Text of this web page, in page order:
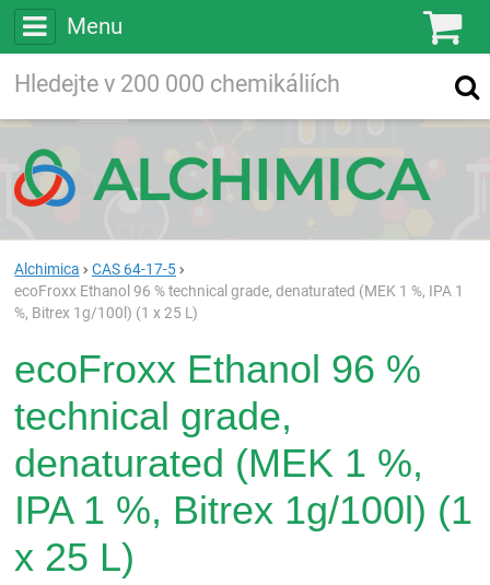
Menu
Vyhledávání
Alchimica
CAS 64-17-5
ecoFroxx Ethanol 96 % technical grade, denaturated (MEK 1 %, IPA 1
%, Bitrex 1g/100l) (1 x 25 L)
ecoFroxx Ethanol 96 %
technical grade,
denaturated (MEK 1 %,
IPA 1 %, Bitrex 1g/100l) (1
x 25 L)